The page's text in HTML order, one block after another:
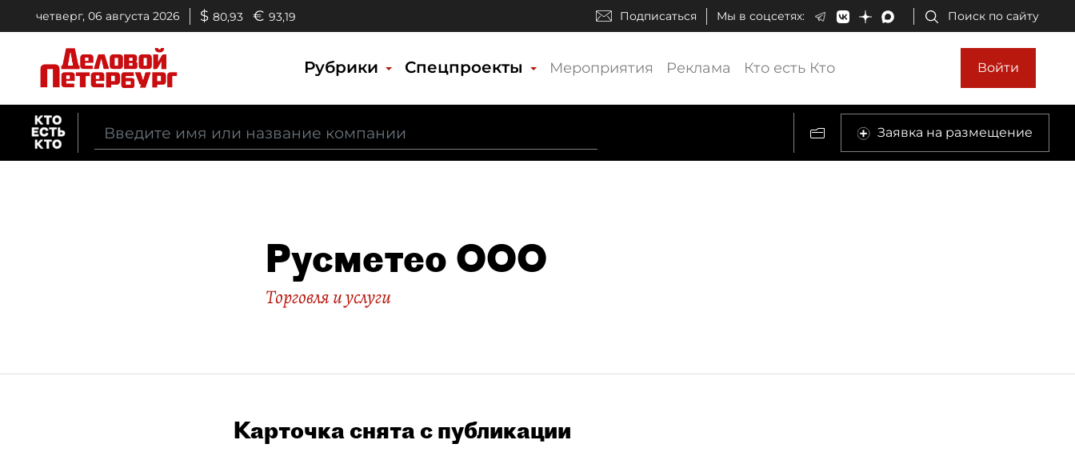
четверг, 06 августа 2026 $ 80,93 € 93,19 Подписаться Мы в соцсетях: Поиск по сайту
Рубрики Спецпроекты Мероприятия Реклама Кто есть Кто Войти
Заявка на размещение
Русметео ООО
Торговля и услуги
Карточка снята с публикации